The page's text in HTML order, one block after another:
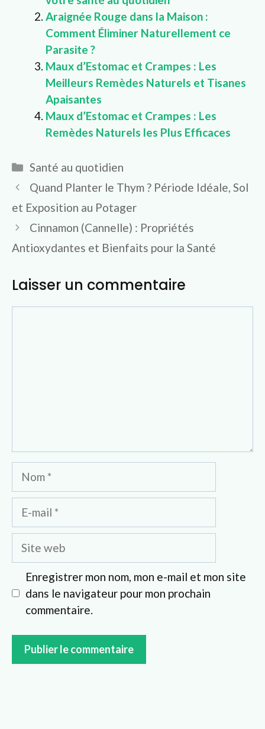
Araignée Rouge dans la Maison :
Comment Éliminer Naturellement ce
Parasite ?
Maux d’Estomac et Crampes : Les
Meilleurs Remèdes Naturels et Tisanes
Apaisantes
Maux d’Estomac et Crampes : Les
Remèdes Naturels les Plus Efficaces
Catégories
Santé au quotidien
Quand Planter le Thym ? Période Idéale, Sol
et Exposition au Potager
Cinnamon (Cannelle) : Propriétés
Antioxydantes et Bienfaits pour la Santé
Laisser un commentaire
mail
web
Enregistrer mon nom, mon e-mail et mon site
dans le navigateur pour mon prochain
commentaire.